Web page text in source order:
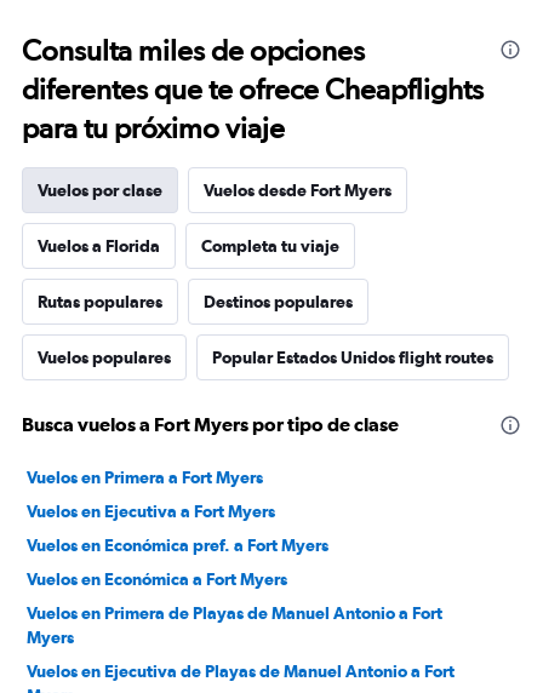
Consulta miles de opciones
diferentes que te ofrece Cheapflights
para tu próximo viaje
Vuelos por clase Vuelos desde Fort Myers
Vuelos a Florida Completa tu viaje
Rutas populares Destinos populares
Vuelos populares Popular Estados Unidos flight routes
Busca vuelos a Fort Myers por tipo de clase
Vuelos en Primera a Fort Myers
Vuelos en Ejecutiva a Fort Myers
Vuelos en Económica pref. a Fort Myers
Vuelos en Económica a Fort Myers
Vuelos en Primera de Playas de Manuel Antonio a Fort
Myers
Vuelos en Ejecutiva de Playas de Manuel Antonio a Fort